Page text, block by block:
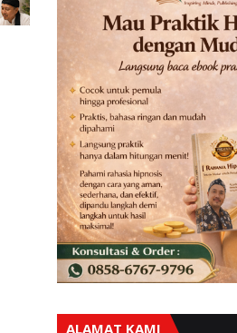
ALAMAT KAMI